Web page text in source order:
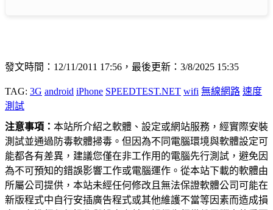
發文時間：12/11/2011 17:56，最後更新：3/8/2025 15:35
TAG: 3G android iPhone SPEEDTEST.NET wifi 無線網路 速度
測試
注意事項： 本站所介紹之軟體、設定或網站服務，經實際安裝
測試並通過防毒軟體掃毒。但因為不同電腦環境與軟體設定可
能都各有差異，建議您僅在非工作用的電腦先行測試，避免因
為不可預知的錯誤影響工作或電腦運作。從本站下載的軟體由
所屬公司提供，本站未經任何修改且無法保證軟體公司可能在
新版程式中自行安插廣告程式或其他維護不當等因素而造成損